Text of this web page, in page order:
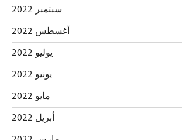
سبتمبر 2022
أغسطس 2022
يوليو 2022
يونيو 2022
مايو 2022
أبريل 2022